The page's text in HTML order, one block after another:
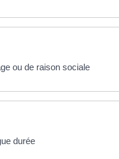
ou de raison sociale
durée